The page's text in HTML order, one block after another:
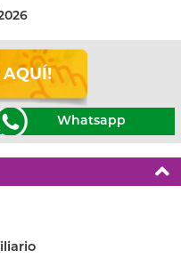
AQUÍ!
Whatsapp